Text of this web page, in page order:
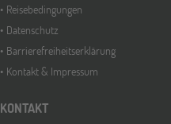
Reisebedingungen
Datenschutz
Barrierefreiheitserklärung
Kontakt & Impressum
KONTAKT